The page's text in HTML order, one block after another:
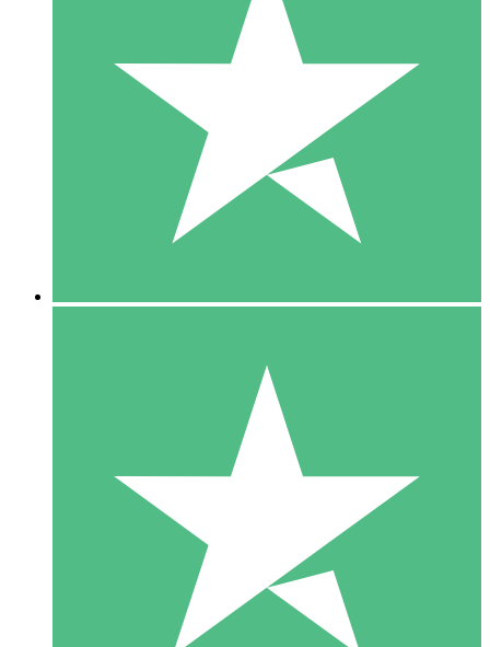
Individuella Kreditpaket
Betala per användning med nedladdningskrediter. Inget
1 Nedladdningar
10 00
10 Nedladdningar
20 00